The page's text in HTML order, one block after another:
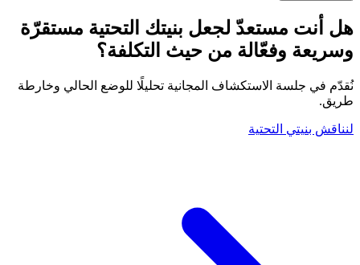
هل أنت مستعدّ لجعل بنيتك التحتية مستقرّة
وسريعة وفعّالة من حيث التكلفة؟
نُقدّم في جلسة الاستكشاف المجانية تحليلًا للوضع الحالي وخارطة
طريق.
لنناقش بنيتي التحتية